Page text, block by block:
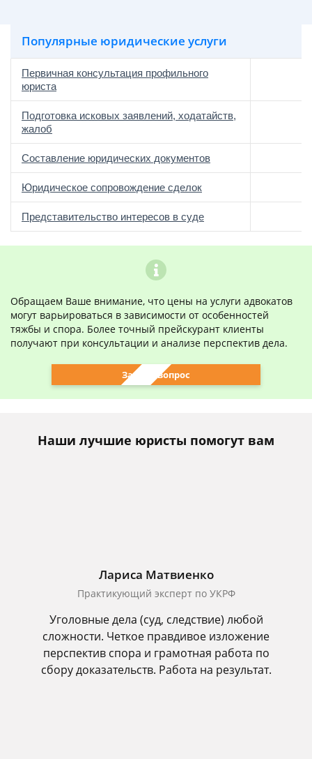
Популярные юридические услуги
Первичная консультация профильного
юриста
Подготовка исковых заявлений, ходатайств,
жалоб
Составление юридических документов
Юридическое сопровождение сделок
Представительство интересов в суде
Обращаем Ваше внимание, что цены на услуги адвокатов
могут варьироваться в зависимости от особенностей
тяжбы и спора. Более точный прейскурант клиенты
получают при консультации и анализе перспектив дела.
Задать вопрос
Наши лучшие юристы помогут вам
Лариса Матвиенко
Практикующий эксперт по УКРФ
Уголовные дела (суд, следствие) любой
сложности. Четкое правдивое изложение
перспектив спора и грамотная работа по
сбору доказательств. Работа на результат.